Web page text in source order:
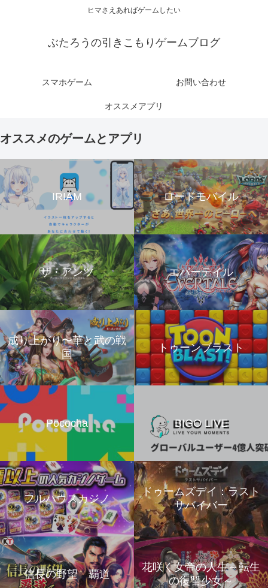
ヒマさえあればゲームしたい
ぶたろうの引きこもりゲームブログ
スマホゲーム お問い合わせ
オススメアプリ
オススメのゲームとアプリ
IRIAM ロードモバイル
ザ・アンツ エバーテイル
成り上がり〜華と武の戦
国
トゥーンブラスト
Pococha BIGO LIVE
フルハウスカジノ
ドゥームズデイ：ラスト
サバイバー
信長の野望 覇道
花咲く女帝の人生～転生
の復讐少女～